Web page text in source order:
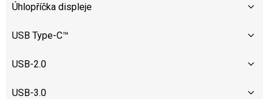
Úhlopříčka displeje
USB Type-C™
USB-2.0
USB-3.0